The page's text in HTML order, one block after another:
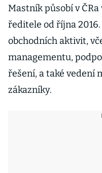
Mastník působí v
ředitele od října
obchodních aktivit,
managementu,
řešení, a také vedení
zákazníky.